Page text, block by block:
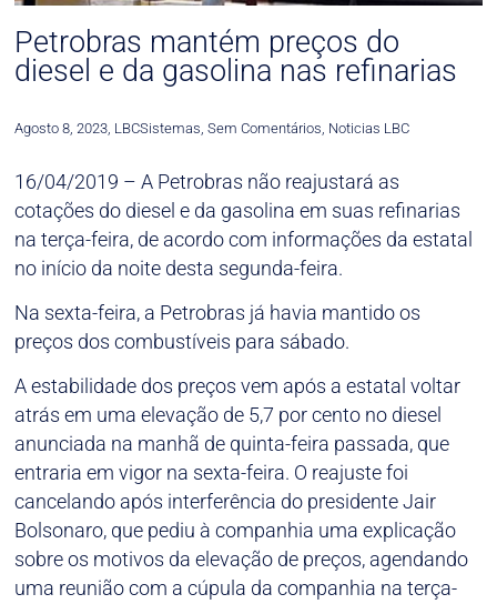
Petrobras mantém preços do
diesel e da gasolina nas refinarias
Agosto 8, 2023, LBCSistemas, Sem Comentários, Noticias LBC
16/04/2019 – A Petrobras não reajustará as
cotações do diesel e da gasolina em suas refinarias
na terça-feira, de acordo com informações da estatal
no início da noite desta segunda-feira.
Na sexta-feira, a Petrobras já havia mantido os
preços dos combustíveis para sábado.
A estabilidade dos preços vem após a estatal voltar
atrás em uma elevação de 5,7 por cento no diesel
anunciada na manhã de quinta-feira passada, que
entraria em vigor na sexta-feira. O reajuste foi
cancelando após interferência do presidente Jair
Bolsonaro, que pediu à companhia uma explicação
sobre os motivos da elevação de preços, agendando
uma reunião com a cúpula da companhia na terça-